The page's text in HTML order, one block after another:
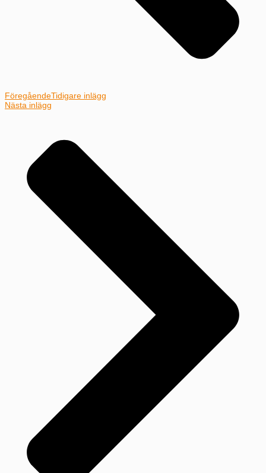
FöregåendeTidigare inlägg
Nästa inlägg